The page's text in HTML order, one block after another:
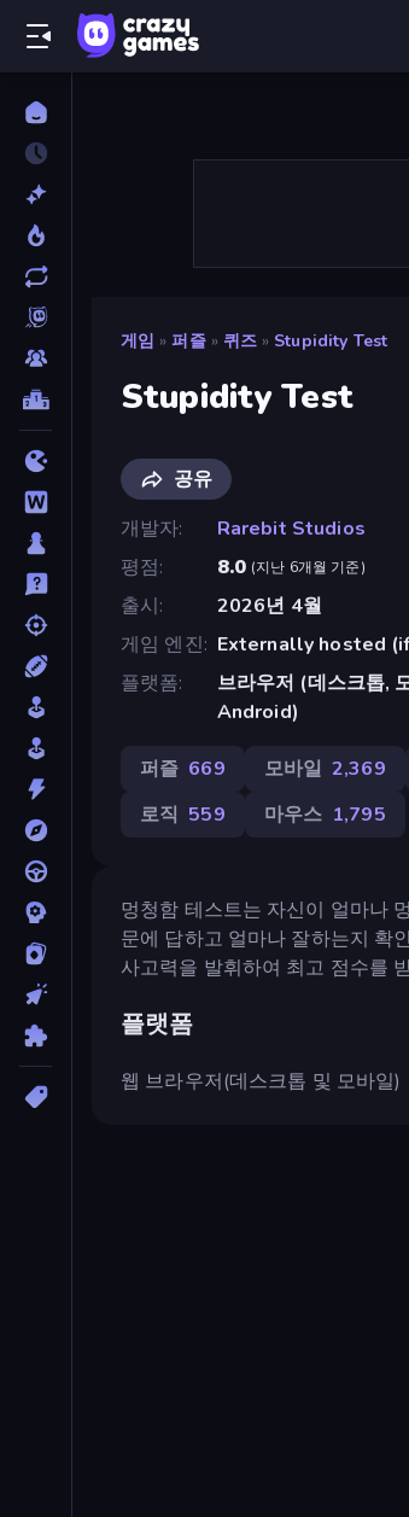
게임 » 퍼즐 » 퀴즈 » Stupidity Test
Stupidity Test
공유
개발자
Rarebit Studios
평점
8.0 (지난 6개월 기준)
출시
2026년 4월
게임 엔진
Externally hosted
플랫폼
브라우저 (데스크톱,
Android)
퍼즐 669 모바일 2,369
로직 559 마우스 1,795
멍청함 테스트는 자신이 얼마나
문에 답하고 얼마나 잘하는지 확
사고력을 발휘하여 최고 점수를
플랫폼
웹 브라우저(데스크톱 및 모바일)